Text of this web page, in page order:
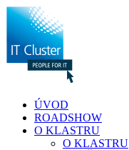
ÚVOD
ROADSHOW
O KLASTRU
O KLASTRU